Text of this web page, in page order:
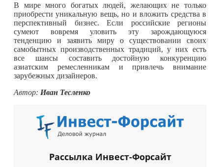
В мире много богатых людей, желающих не только
приобрести уникальную вещь, но и вложить средства в
перспективный бизнес. Если российские регионы
сумеют вовремя уловить эту зарождающуюся
тенденцию и заявить миру о существовании своих
самобытных производственных традиций, у них есть
все шансы составить достойную конкуренцию
азиатским ремесленникам и привлечь внимание
зарубежных дизайнеров.
Автор: Иван Тесленко
Рассылка Инвест-Форсайт